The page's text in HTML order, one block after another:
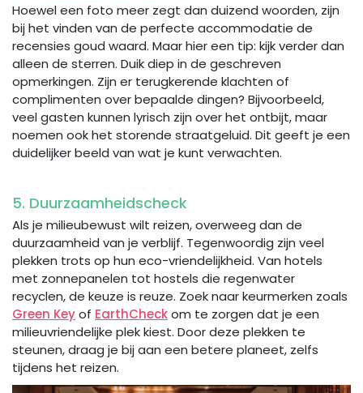
Hoewel een foto meer zegt dan duizend woorden, zijn
bij het vinden van de perfecte accommodatie de
recensies goud waard. Maar hier een tip: kijk verder dan
alleen de sterren. Duik diep in de geschreven
opmerkingen. Zijn er terugkerende klachten of
complimenten over bepaalde dingen? Bijvoorbeeld,
veel gasten kunnen lyrisch zijn over het ontbijt, maar
noemen ook het storende straatgeluid. Dit geeft je een
duidelijker beeld van wat je kunt verwachten.
5. Duurzaamheidscheck
Als je milieubewust wilt reizen, overweeg dan de
duurzaamheid van je verblijf. Tegenwoordig zijn veel
plekken trots op hun eco-vriendelijkheid. Van hotels
met zonnepanelen tot hostels die regenwater
recyclen, de keuze is reuze. Zoek naar keurmerken zoals
Green Keyof EarthCheckom te zorgen dat je een
milieuvriendelijke plek kiest. Door deze plekken te
steunen, draag je bij aan een betere planeet, zelfs
tijdens het reizen.